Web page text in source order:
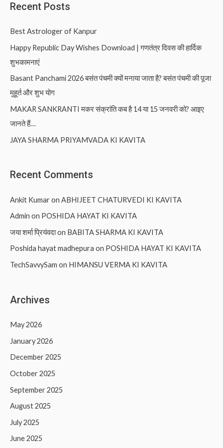
Recent Posts
Best Astrologer of Kanpur
Happy Republic Day Wishes Download | गणतंत्र दिवस की हार्दिक
शुभकामनाएं
Basant Panchami 2026 बसंत पंचमी क्यों मनाया जाता है? बसंत पंचमी की पूजा
मुहूर्त और शुभ योग
MAKAR SANKRANTI मकर संक्रांति कब है 14 या 15 जनवरी को? आइए
जानते हैं…
JAYA SHARMA PRIYAMVADA KI KAVITA
Recent Comments
Ankit Kumaron ABHIJEET CHATURVEDI KI KAVITA
Admin on POSHIDA HAYAT KI KAVITA
जया शर्मा प्रियंवदाon BABITA SHARMA KI KAVITA
Poshida hayat madhepura on POSHIDA HAYAT KI KAVITA
TechSavvySam on HIMANSU VERMA KI KAVITA
Archives
May 2026
January 2026
December 2025
October 2025
September 2025
August 2025
July 2025
June 2025